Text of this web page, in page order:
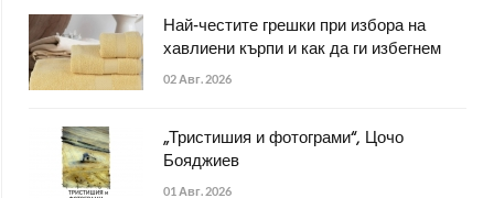
Най-честите грешки при избора на
хавлиени кърпи и как да ги избегнем
02 Авг. 2026
„Тристишия и фотограми“, Цочо
Бояджиев
01 Авг. 2026